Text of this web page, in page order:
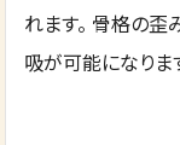
れます。 骨格の歪
吸が可能になりま